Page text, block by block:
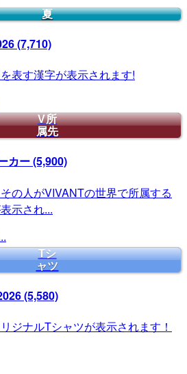
夏
(7,710)
表す漢字が表示されます!
V所
属先
カー(5,900)
の人がVIVANTの世界で所属する
示され...
Tシ
ャツ
(5,580)
ジナルTシャツが表示されます！